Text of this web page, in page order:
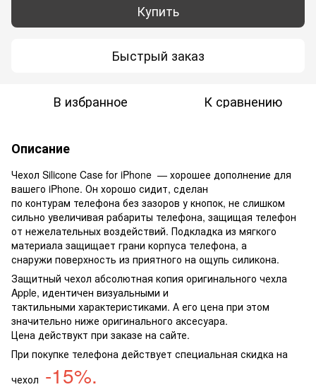
Купить
Быстрый заказ
В избранное К сравнению
Описание
Чехол Silicone Case for iPhone — хорошее дополнение для
вашего iPhone. Он хорошо сидит, сделан
по контурам телефона без зазоров у кнопок, не слишком
сильно увеличивая рабариты телефона, защищая телефон
от нежелательных воздействий. Подкладка из мягкого
материала защищает грани корпуса телефона, а
снаружи поверхность из приятного на ощупь силикона.
Защитный чехол абсолютная копия оригинального чехла
Apple, идентичен визуальными и
тактильными характеристиками. А его цена при этом
значительно ниже оригинального аксесуара.
Цена действукт при заказе на сайте.
При покупке телефона действует специальная скидка на
чехол -15%.